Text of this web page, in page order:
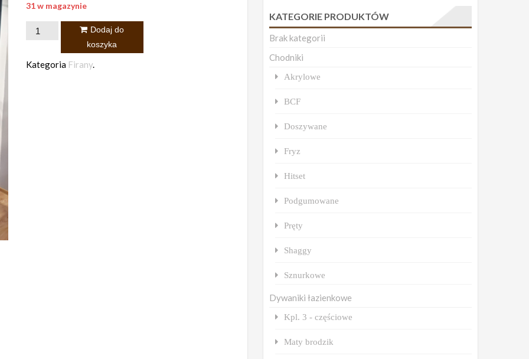
31 w magazynie
ilość
Rio
Dodaj do
koszyka
Kategoria Firany.
KATEGORIE PRODUKTÓW
Brak kategorii
Chodniki
Akrylowe
BCF
Doszywane
Fryz
Hitset
Podgumowane
Pręty
Shaggy
Sznurkowe
Dywaniki łazienkowe
Kpl. 3 - częściowe
Maty brodzik